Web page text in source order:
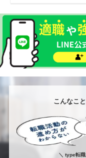
こんなこ
＼ type転